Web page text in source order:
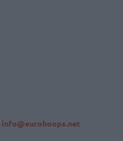
info@eurohoops.net